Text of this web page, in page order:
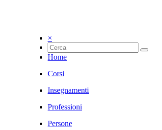
×
Home
Corsi
Insegnamenti
Professioni
Persone